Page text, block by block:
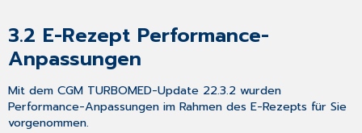
3.2 E-Rezept Performance-
Anpassungen
Mit dem CGM TURBOMED-Update 22.3.2 wurden
Performance-Anpassungen im Rahmen des E-Rezepts für Sie
vorgenommen.